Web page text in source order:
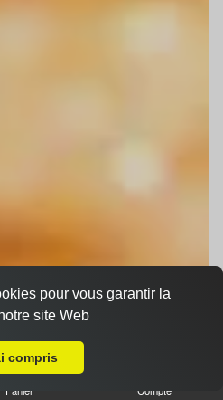
Panier Compte
pour vous garantir la
site Web
compris